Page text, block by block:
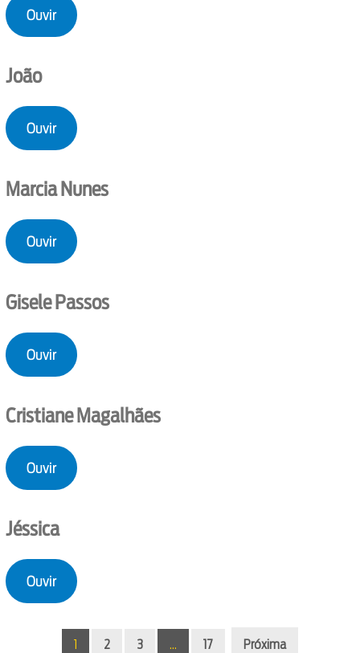
Ouvir
João
Ouvir
Marcia Nunes
Ouvir
Gisele Passos
Ouvir
Cristiane Magalhães
Ouvir
Jéssica
Ouvir
1 2 3 … 17 Próxima